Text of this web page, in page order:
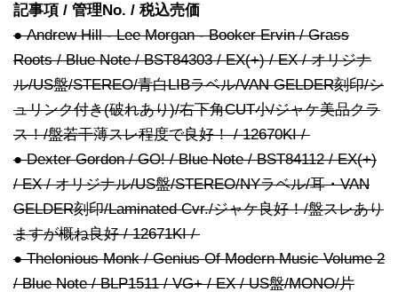
記事項 / 管理No. / 税込売価
● Andrew Hill - Lee Morgan - Booker Ervin / Grass
Roots / Blue Note / BST84303 / EX(+) / EX / オリジナ
ル/US盤/STEREO/青白LIBラベル/VAN GELDER刻印/シ
ュリンク付き(破れあり)/右下角CUT小/ジャケ美品クラ
ス！/盤若干薄スレ程度で良好！ / 12670KI /
● Dexter Gordon / GO! / Blue Note / BST84112 / EX(+)
/ EX / オリジナル/US盤/STEREO/NYラベル/耳・VAN
GELDER刻印/Laminated Cvr./ジャケ良好！/盤スレあり
ますが概ね良好 / 12671KI /
● Thelonious Monk / Genius Of Modern Music Volume 2
/ Blue Note / BLP1511 / VG+ / EX / US盤/MONO/片